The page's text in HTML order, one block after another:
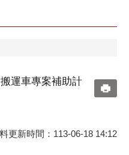
運車專案補助計
更新時間：113-06-18 14:12